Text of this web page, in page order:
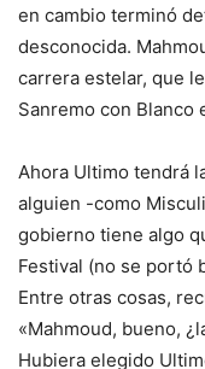
en cambio terminó
desconocida.
carrera estelar, que
Sanremo con Blanco
Ahora Ultimo tendrá
alguien -como
gobierno tiene algo
Festival (no se portó
Entre otras cosas,
«Mahmoud, bueno,
Hubiera elegido